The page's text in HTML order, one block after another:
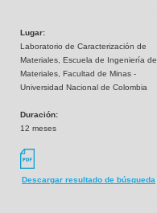
Lugar:
Laboratorio de Caracterización de
Materiales, Escuela de Ingeniería de
Materiales, Facultad de Minas -
Universidad Nacional de Colombia
Duración:
12 meses
Descargar resultado de búsqueda